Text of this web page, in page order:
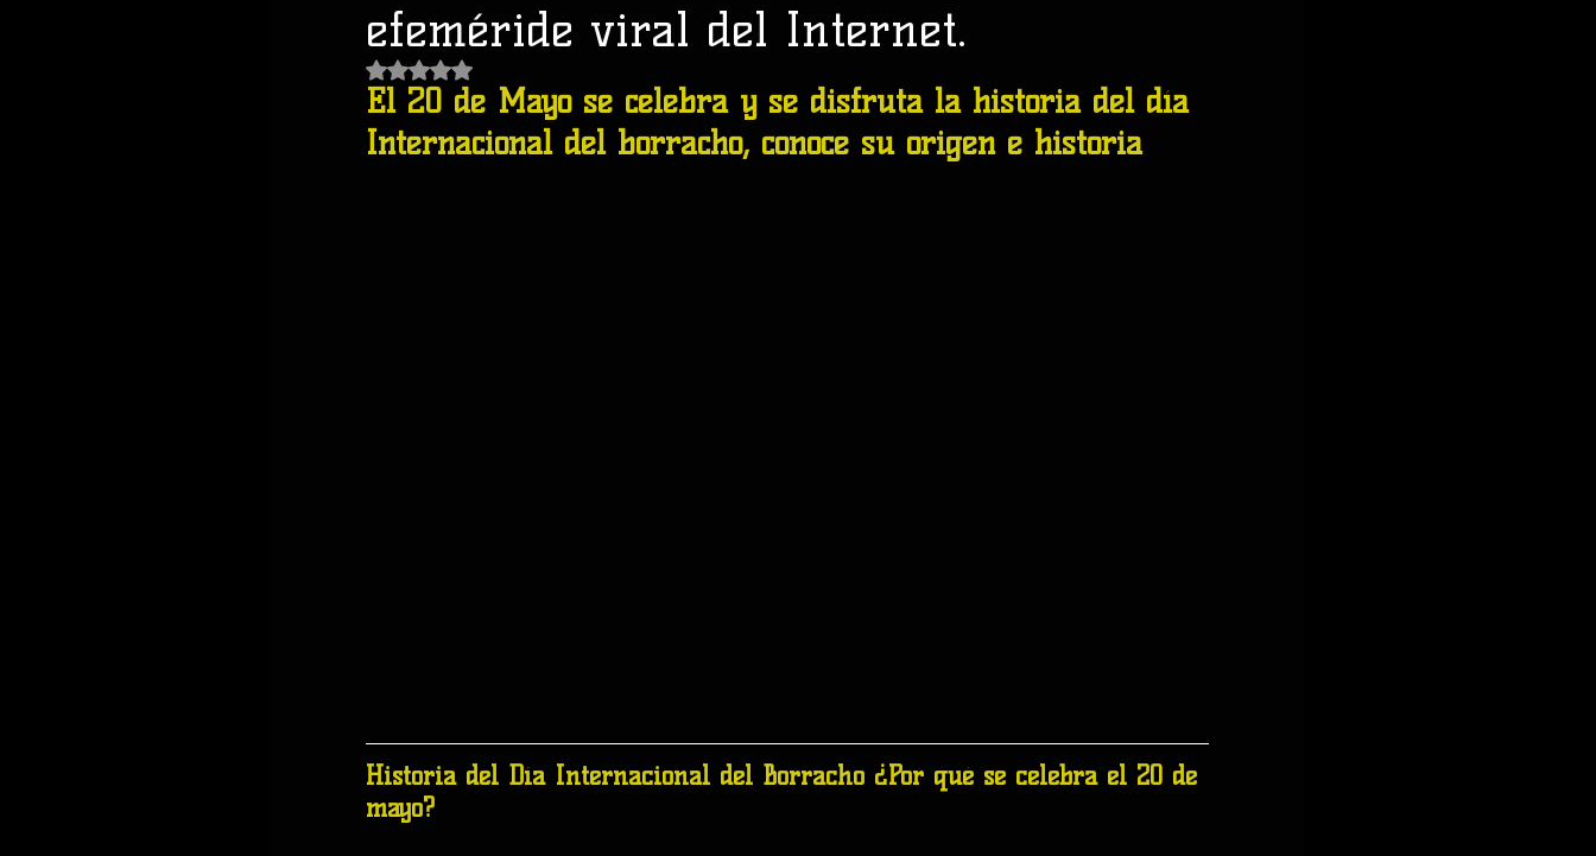
efeméride viral del Internet.
Obtuvo NaN de 5 estrellas.
El 20 de Mayo se celebra y se disfruta la historia del día
Internacional del borracho, conoce su origen e historia
Historia del Día Internacional del Borracho ¿Por qué se celebra el 20 de
mayo?